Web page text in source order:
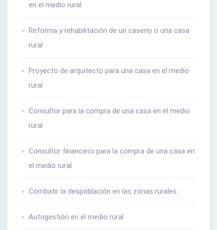
en el medio rural
Reforma y rehabilitación de un caserío o una casa
rural
Proyecto de arquitecto para una casa en el medio
rural
Consultor para la compra de una casa en el medio
rural
Consultor financiero para la compra de una casa en
el medio rural
Combatir la despoblación en las zonas rurales
Autogestión en el medio rural